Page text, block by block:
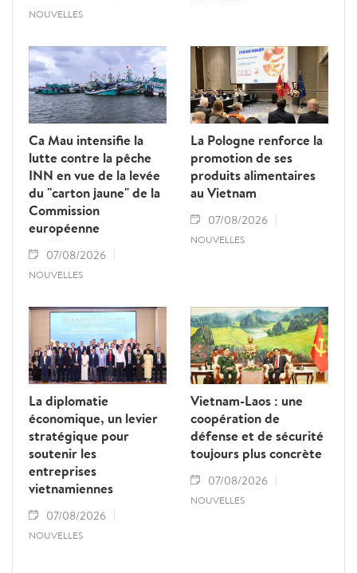
NOUVELLES
Ca Mau intensifie la
lutte contre la pêche
INN en vue de la levée
du "carton jaune" de la
Commission
européenne
07/08/2026
NOUVELLES
La Pologne renforce la
promotion de ses
produits alimentaires
au Vietnam
07/08/2026
NOUVELLES
La diplomatie
économique, un levier
stratégique pour
soutenir les
entreprises
vietnamiennes
07/08/2026
NOUVELLES
Vietnam-Laos : une
coopération de
défense et de sécurité
toujours plus concrète
07/08/2026
NOUVELLES